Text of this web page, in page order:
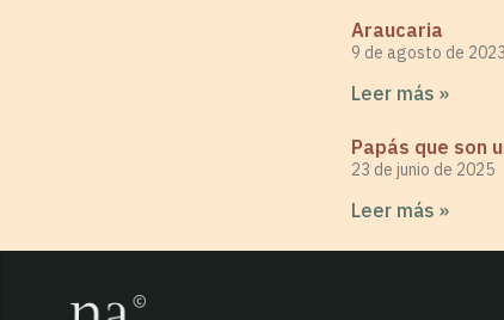
Araucaria
9 de agosto de 2023
Leer más »
Papás que son
23 de junio de 2025
Leer más »